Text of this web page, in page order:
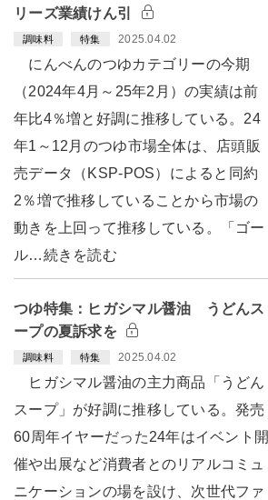
リーズ業績けん引
調味料 特集 2025.04.02
にんべんのつゆカテゴリーの今期
（2024年4月～25年2月）の実績は前
年比4％増と好調に推移している。24
年1～12月のつゆ市場全体は、店頭販
売データ（KSP-POS）によると同約
2％増で推移していることから市場の
動きを上回って推移している。「ゴー
ル…続きを読む
つゆ特集：ヒガシマル醤油 うどんス
ープの夏訴求を
調味料 特集 2025.04.02
ヒガシマル醤油の主力商品「うどん
スープ」が好調に推移している。発売
60周年イヤーだった24年はイベント開
催や出展など消費者とのリアルコミュ
ニケーションの場を設け、次世代ファ